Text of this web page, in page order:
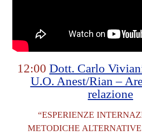
12:00 Dott. Carlo
U.O. Anest/Rian –
relazione
“ESPERIENZE
METODICHE